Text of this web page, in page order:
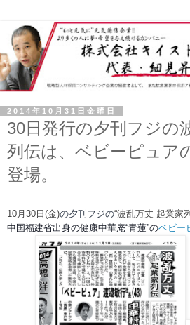
2014年10月31日金曜日
30日発行の夕刊フジの
列伝は、ベビーピュア
登場。
10月30日(金)の夕刊フジの“波乱万丈 起業家
中国福建省出身の健康中華庵“青蓮”のベビー